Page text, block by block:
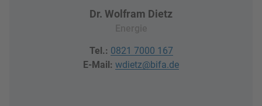
Dr. Wolfram Dietz
Tel.: 0821 7000 167
E-Mail: wdietz@bifa.de